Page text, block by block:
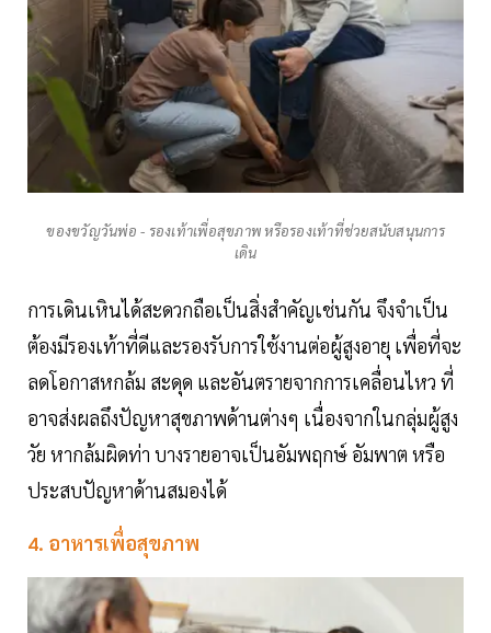
ของขวัญวันพ่อ - รองเท้าเพื่อสุขภาพ หรือรองเท้าที่ช่วยสนับสนุนการ
เดิน
การเดินเหินได้สะดวกถือเป็นสิ่งสำคัญเช่นกัน จึงจำเป็น
ต้องมีรองเท้าที่ดีและรองรับการใช้งานต่อผู้สูงอายุ เพื่อที่จะ
ลดโอกาสหกล้ม สะดุด และอันตรายจากการเคลื่อนไหว ที่
อาจส่งผลถึงปัญหาสุขภาพด้านต่างๆ เนื่องจากในกลุ่มผู้สูง
วัย หากล้มผิดท่า บางรายอาจเป็นอัมพฤกษ์ อัมพาต หรือ
ประสบปัญหาด้านสมองได้
4. อาหารเพื่อสุขภาพ